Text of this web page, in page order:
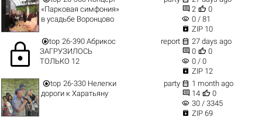
«Парковая симфония»
в усадьбе Воронцово
 2  0
visibility 0 / 81
 ZIP 10
lock top 26-390 Абрикос
ЗАГРУЗИЛОСЬ
ТОЛЬКО 12
report  27 days ago
 0  0
visibility 0 / 0
 ZIP 12
top 26-330 Нелегки
дороги к Харатьяну
party  1 month ago
 14  0
visibility 30 / 3345
 ZIP 69